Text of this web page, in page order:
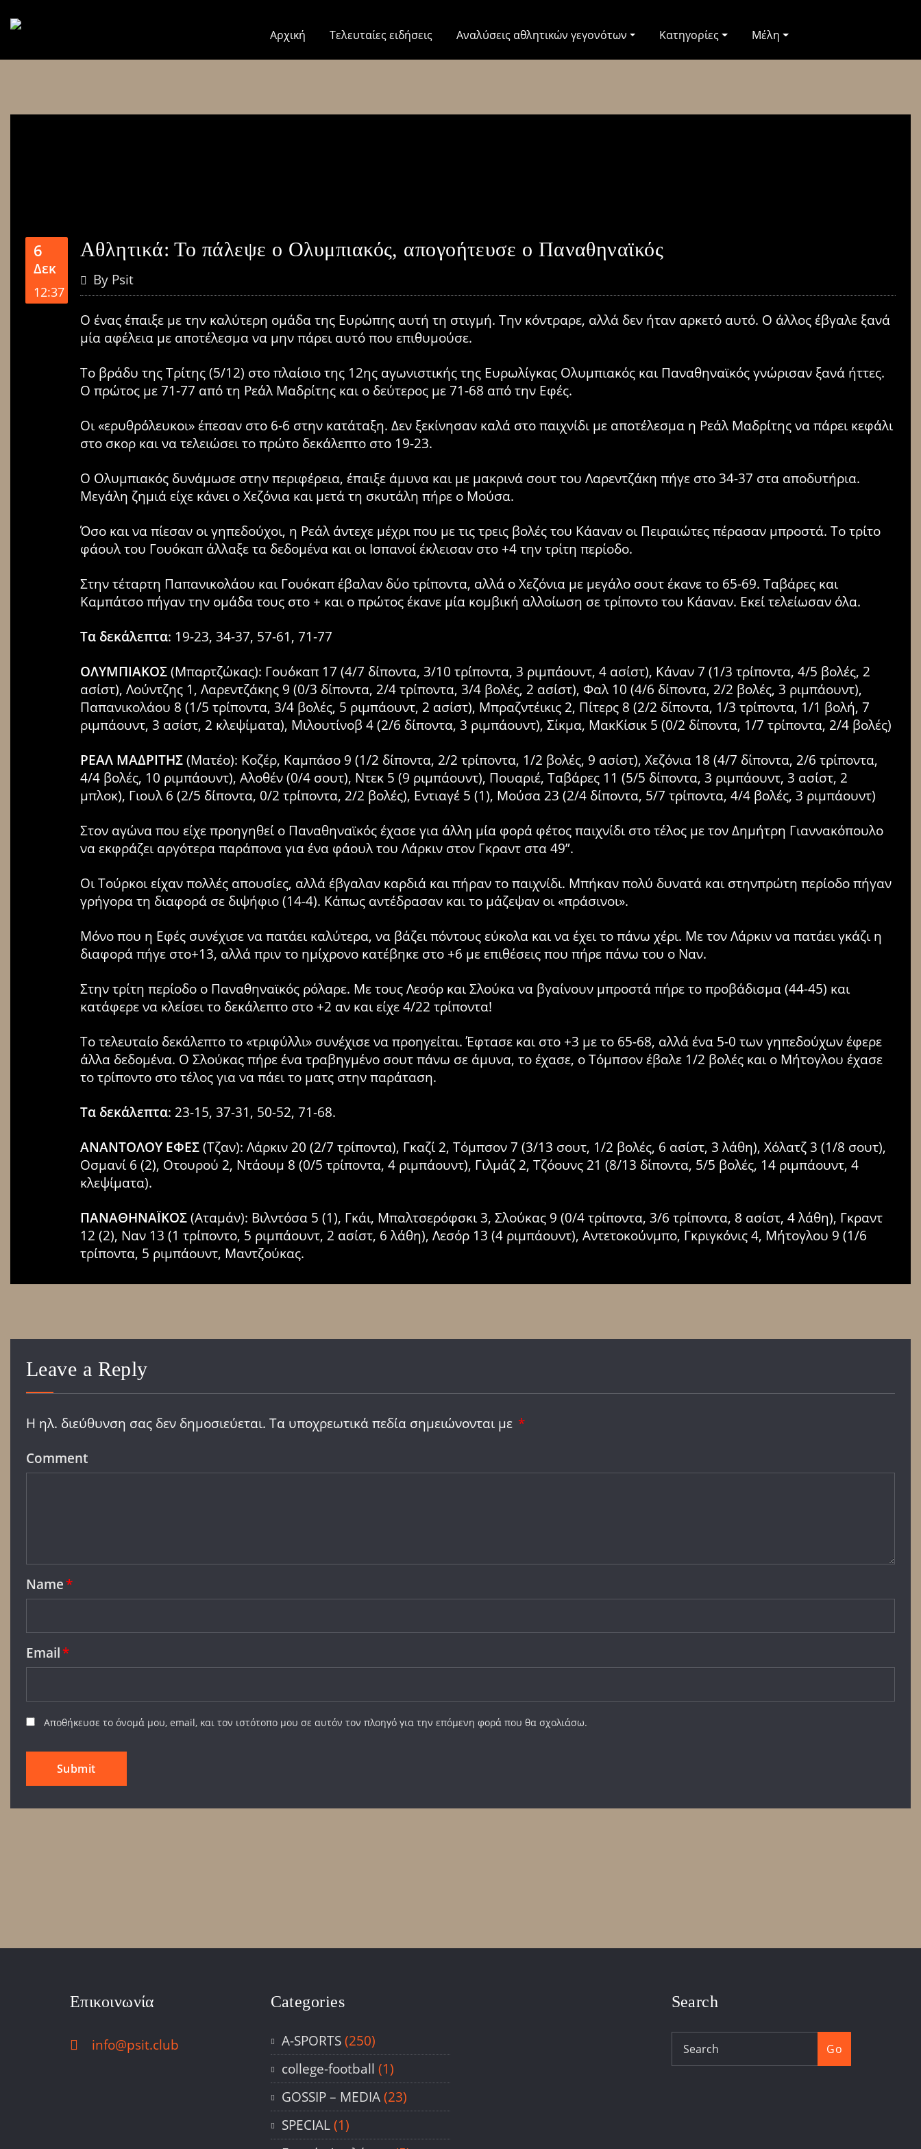
Αρχική Τελευταίες ειδήσεις Αναλύσεις αθλητικών γεγονότων Κατηγορίες Μέλη
6
Δεκ
12:37
Αθλητικά: Το πάλεψε ο Ολυμπιακός, απογοήτευσε ο Παναθηναϊκός
By Psit
Ο ένας έπαιξε με την καλύτερη ομάδα της Ευρώπης αυτή τη στιγμή. Την κόντραρε, αλλά δεν ήταν αρκετό αυτό. Ο άλλος έβγαλε ξανά
μία αφέλεια με αποτέλεσμα να μην πάρει αυτό που επιθυμούσε.
Το βράδυ της Τρίτης (5/12) στο πλαίσιο της 12ης αγωνιστικής της Ευρωλίγκας Ολυμπιακός και Παναθηναϊκός γνώρισαν ξανά ήττες.
Ο πρώτος με 71-77 από τη Ρεάλ Μαδρίτης και ο δεύτερος με 71-68 από την Εφές.
Οι «ερυθρόλευκοι» έπεσαν στο 6-6 στην κατάταξη. Δεν ξεκίνησαν καλά στο παιχνίδι με αποτέλεσμα η Ρεάλ Μαδρίτης να πάρει κεφάλι
στο σκορ και να τελειώσει το πρώτο δεκάλεπτο στο 19-23.
Ο Ολυμπιακός δυνάμωσε στην περιφέρεια, έπαιξε άμυνα και με μακρινά σουτ του Λαρεντζάκη πήγε στο 34-37 στα αποδυτήρια.
Μεγάλη ζημιά είχε κάνει ο Χεζόνια και μετά τη σκυτάλη πήρε ο Μούσα.
Όσο και να πίεσαν οι γηπεδούχοι, η Ρεάλ άντεχε μέχρι που με τις τρεις βολές του Κάαναν οι Πειραιώτες πέρασαν μπροστά. Το τρίτο
φάουλ του Γουόκαπ άλλαξε τα δεδομένα και οι Ισπανοί έκλεισαν στο +4 την τρίτη περίοδο.
Στην τέταρτη Παπανικολάου και Γουόκαπ έβαλαν δύο τρίποντα, αλλά ο Χεζόνια με μεγάλο σουτ έκανε το 65-69. Ταβάρες και
Καμπάτσο πήγαν την ομάδα τους στο + και ο πρώτος έκανε μία κομβική αλλοίωση σε τρίποντο του Κάαναν. Εκεί τελείωσαν όλα.
Τα δεκάλεπτα: 19-23, 34-37, 57-61, 71-77
ΟΛΥΜΠΙΑΚΟΣ(Μπαρτζώκας): Γουόκαπ 17 (4/7 δίποντα, 3/10 τρίποντα, 3 ριμπάουντ, 4 ασίστ), Κάναν 7 (1/3 τρίποντα, 4/5 βολές, 2
ασίστ), Λούντζης 1, Λαρεντζάκης 9 (0/3 δίποντα, 2/4 τρίποντα, 3/4 βολές, 2 ασίστ), Φαλ 10 (4/6 δίποντα, 2/2 βολές, 3 ριμπάουντ),
Παπανικολάου 8 (1/5 τρίποντα, 3/4 βολές, 5 ριμπάουντ, 2 ασίστ), Μπραζντέικις 2, Πίτερς 8 (2/2 δίποντα, 1/3 τρίποντα, 1/1 βολή, 7
ριμπάουντ, 3 ασίστ, 2 κλεψίματα), Μιλουτίνοβ 4 (2/6 δίποντα, 3 ριμπάουντ), Σίκμα, ΜακΚίσικ 5 (0/2 δίποντα, 1/7 τρίποντα, 2/4 βολές)
ΡΕΑΛ ΜΑΔΡΙΤΗΣ(Ματέο): Κοζέρ, Καμπάσο 9 (1/2 δίποντα, 2/2 τρίποντα, 1/2 βολές, 9 ασίστ), Χεζόνια 18 (4/7 δίποντα, 2/6 τρίποντα,
4/4 βολές, 10 ριμπάουντ), Αλοθέν (0/4 σουτ), Ντεκ 5 (9 ριμπάουντ), Πουαριέ, Ταβάρες 11 (5/5 δίποντα, 3 ριμπάουντ, 3 ασίστ, 2
μπλοκ), Γιουλ 6 (2/5 δίποντα, 0/2 τρίποντα, 2/2 βολές), Εντιαγέ 5 (1), Μούσα 23 (2/4 δίποντα, 5/7 τρίποντα, 4/4 βολές, 3 ριμπάουντ)
Στον αγώνα που είχε προηγηθεί ο Παναθηναϊκός έχασε για άλλη μία φορά φέτος παιχνίδι στο τέλος με τον Δημήτρη Γιαννακόπουλο
να εκφράζει αργότερα παράπονα για ένα φάουλ του Λάρκιν στον Γκραντ στα 49”.
Οι Τούρκοι είχαν πολλές απουσίες, αλλά έβγαλαν καρδιά και πήραν το παιχνίδι. Μπήκαν πολύ δυνατά και στηνπρώτη περίοδο πήγαν
γρήγορα τη διαφορά σε διψήφιο (14-4). Κάπως αντέδρασαν και το μάζεψαν οι «πράσινοι».
Μόνο που η Εφές συνέχισε να πατάει καλύτερα, να βάζει πόντους εύκολα και να έχει το πάνω χέρι. Με τον Λάρκιν να πατάει γκάζι η
διαφορά πήγε στο+13, αλλά πριν το ημίχρονο κατέβηκε στο +6 με επιθέσεις που πήρε πάνω του ο Ναν.
Στην τρίτη περίοδο ο Παναθηναϊκός ρόλαρε. Με τους Λεσόρ και Σλούκα να βγαίνουν μπροστά πήρε το προβάδισμα (44-45) και
κατάφερε να κλείσει το δεκάλεπτο στο +2 αν και είχε 4/22 τρίποντα!
Το τελευταίο δεκάλεπτο το «τριφύλλι» συνέχισε να προηγείται. Έφτασε και στο +3 με το 65-68, αλλά ένα 5-0 των γηπεδούχων έφερε
άλλα δεδομένα. Ο Σλούκας πήρε ένα τραβηγμένο σουτ πάνω σε άμυνα, το έχασε, ο Τόμπσον έβαλε 1/2 βολές και ο Μήτογλου έχασε
το τρίποντο στο τέλος για να πάει το ματς στην παράταση.
Τα δεκάλεπτα: 23-15, 37-31, 50-52, 71-68.
ΑΝΑΝΤΟΛΟΥ ΕΦΕΣ(Τζαν): Λάρκιν 20 (2/7 τρίποντα), Γκαζί 2, Τόμπσον 7 (3/13 σουτ, 1/2 βολές, 6 ασίστ, 3 λάθη), Χόλατζ 3 (1/8 σουτ),
Οσμανί 6 (2), Οτουρού 2, Ντάουμ 8 (0/5 τρίποντα, 4 ριμπάουντ), Γιλμάζ 2, Τζόουνς 21 (8/13 δίποντα, 5/5 βολές, 14 ριμπάουντ, 4
κλεψίματα).
ΠΑΝΑΘΗΝΑΪΚΟΣ(Αταμάν): Βιλντόσα 5 (1), Γκάι, Μπαλτσερόφσκι 3, Σλούκας 9 (0/4 τρίποντα, 3/6 τρίποντα, 8 ασίστ, 4 λάθη), Γκραντ
12 (2), Ναν 13 (1 τρίποντο, 5 ριμπάουντ, 2 ασίστ, 6 λάθη), Λεσόρ 13 (4 ριμπάουντ), Αντετοκούνμπο, Γκριγκόνις 4, Μήτογλου 9 (1/6
τρίποντα, 5 ριμπάουντ, Μαντζούκας.
Leave a Reply
Η ηλ. διεύθυνση σας δεν δημοσιεύεται. Τα υποχρεωτικά πεδία σημειώνονται με *
Comment
Name*
Email*
Αποθήκευσε το όνομά μου, email, και τον ιστότοπο μου σε αυτόν τον πλοηγό για την επόμενη φορά που θα σχολιάσω.
Επικοινωνία
info@psit.club
Categories
A-SPORTS(250)
college-football (1)
GOSSIP – ΜΕDIA(23)
SPECIAL(1)
Search
Go